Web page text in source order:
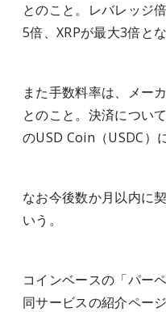
とのこと。レバレッジ
5倍、XRPが最大3倍と
また手数料率は、メー
とのこと。決済につい
のUSD Coin（USDC）
なお今後数か月以内に
いう。
コインベースの「パー
同サービスの紹介ペー